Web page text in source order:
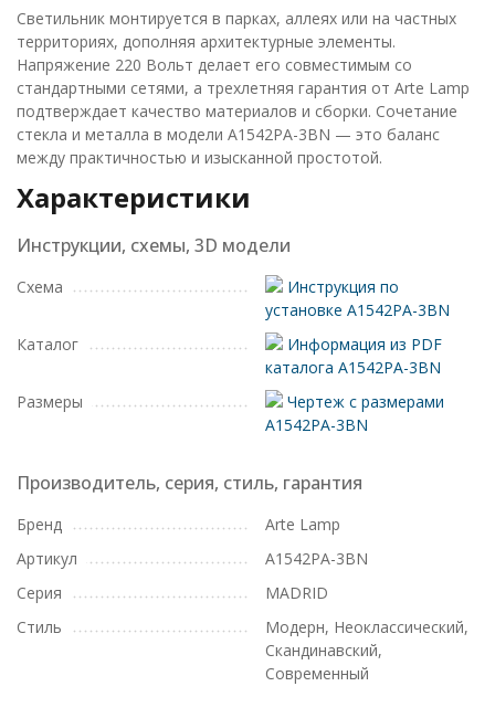
Светильник монтируется в парках, аллеях или на частных
территориях, дополняя архитектурные элементы.
Напряжение 220 Вольт делает его совместимым со
стандартными сетями, а трехлетняя гарантия от Arte Lamp
подтверждает качество материалов и сборки. Сочетание
стекла и металла в модели A1542PA-3BN — это баланс
между практичностью и изысканной простотой.
Характеристики
Инструкции, схемы, 3D модели
Схема
Инструкция по
установке A1542PA-3BN
Каталог
Информация из PDF
каталога A1542PA-3BN
Размеры
Чертеж с размерами
A1542PA-3BN
Производитель, серия, стиль, гарантия
Бренд
Arte Lamp
Артикул
A1542PA-3BN
Серия
MADRID
Стиль
Модерн, Неоклассический,
Скандинавский,
Современный